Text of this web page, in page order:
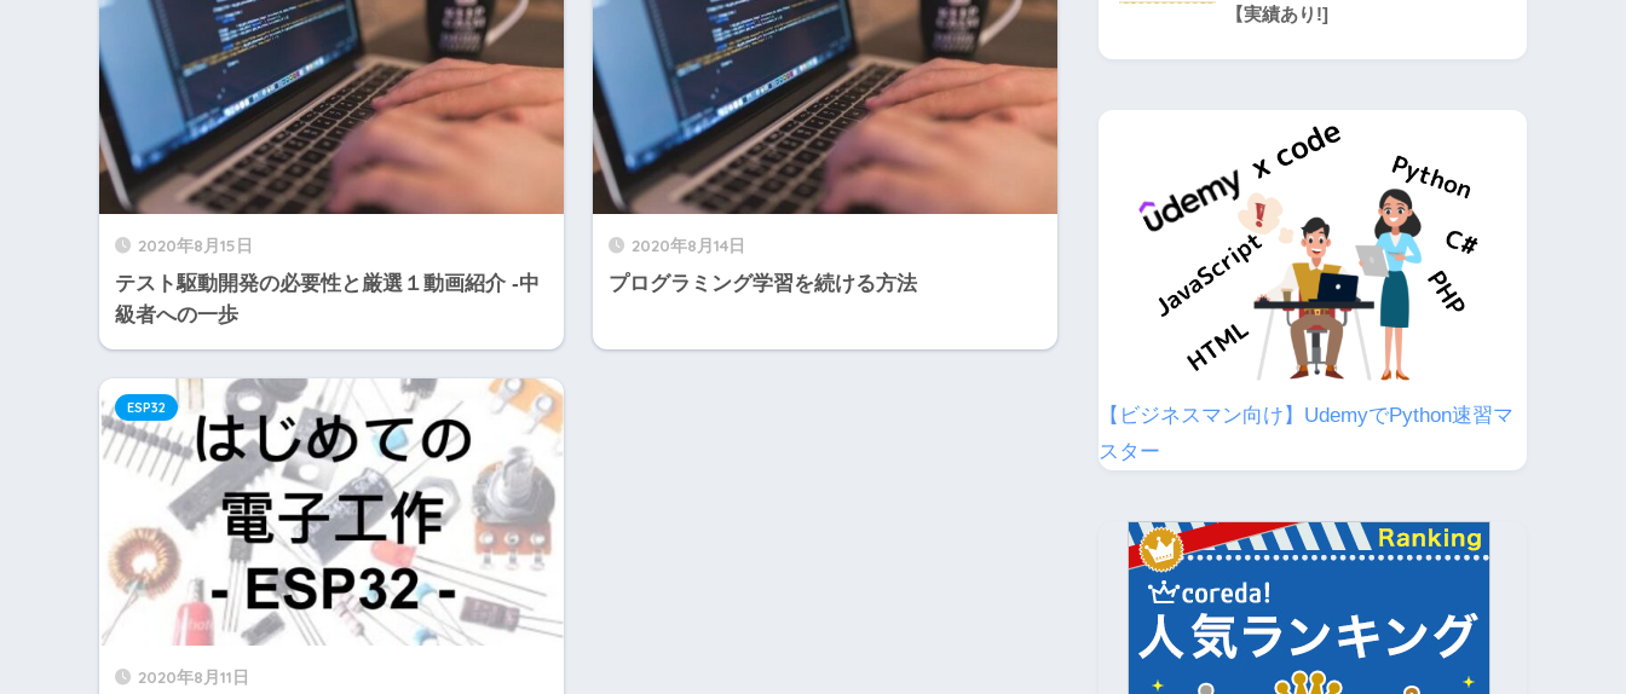
2020年8月15日
テスト駆動開発の必要性と厳選１動画紹介 -中
級者への一歩
2020年8月14日
プログラミング学習を続ける方法
2020年8月11日
ESP32
【実績あり!]
【ビジネスマン向け】UdemyでPython速習マ
スター